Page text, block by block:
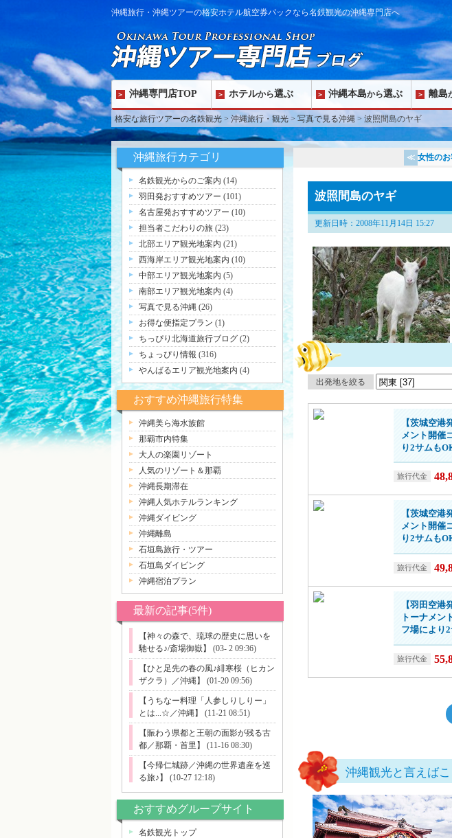
沖縄旅行・沖縄ツアーの格安ホテル航空券パックなら名鉄観光の沖縄専門店へ
沖縄専門店TOP ホテルから選ぶ 沖縄本島から選ぶ 離島
格安な旅行ツアーの名鉄観光 > 沖縄旅行・観光 > 写真で見る沖縄 > 波照間島のヤギ
女性の
波照間島のヤギ
更新日時：2008年11月14日 15:27
出発地を絞る
【茨城空
メント開
り2サムも
【茨城空
メント開催
り2サムも
【羽田空
トーナメ
フ場によ
沖縄観光と言えばこ
沖縄旅行カテゴリ
名鉄観光からのご案内 (14)
羽田発おすすめツアー (101)
名古屋発おすすめツアー (10)
担当者こだわりの旅 (23)
北部エリア観光地案内 (21)
西海岸エリア観光地案内 (10)
中部エリア観光地案内 (5)
南部エリア観光地案内 (4)
写真で見る沖縄(26)
お得な便指定プラン (1)
ちっぴり北海道旅行ブログ(2)
ちょっぴり情報 (316)
やんばるエリア観光地案内 (4)
おすすめ沖縄旅行特集
沖縄美ら海水族館
那覇市内特集
大人の楽園リゾート
人気のリゾート＆那覇
沖縄長期滞在
沖縄人気ホテルランキング
沖縄ダイビング
沖縄離島
石垣島旅行・ツアー
石垣島ダイビング
沖縄宿泊プラン
最新の記事(5件)
【神々の森で、琉球の歴史に思いを
馳せる♪/斎場御嶽】
(03- 2 09:36)
【ひと足先の春の風♪緋寒桜（ヒカン
ザクラ）／沖縄】
(01-20 09:56)
【うちなー料理「人参しりしりー」
とは...☆／沖縄】
(11-21 08:51)
【賑わう県都と王朝の面影が残る古
都／那覇・首里】
(11-16 08:30)
【今帰仁城跡／沖縄の世界遺産を巡
る旅♪】
(10-27 12:18)
おすすめグループサイト
名鉄観光トップ